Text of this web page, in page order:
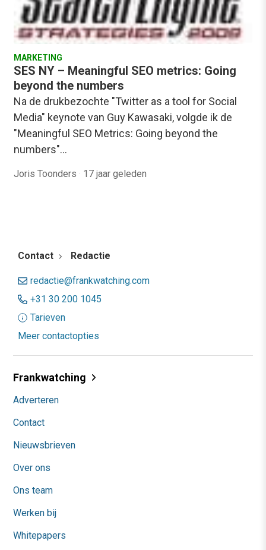
MARKETING
SES NY – Meaningful SEO metrics: Going
beyond the numbers
Na de drukbezochte "Twitter as a tool for Social
Media" keynote van Guy Kawasaki, volgde ik de
"Meaningful SEO Metrics: Going beyond the
numbers"…
Joris Toonders · 17 jaar geleden
Contact Redactie
redactie@frankwatching.com
+31 30 200 1045
Tarieven
Meer contactopties
Frankwatching
Adverteren
Contact
Nieuwsbrieven
Over ons
Ons team
Werken bij
Whitepapers